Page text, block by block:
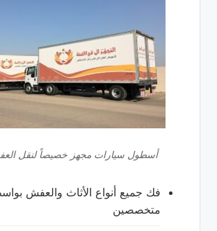
أسطول سيارات مجهز خصيصاً لنقل
فك جميع أنواع الأثاث والعفش
متخصصين